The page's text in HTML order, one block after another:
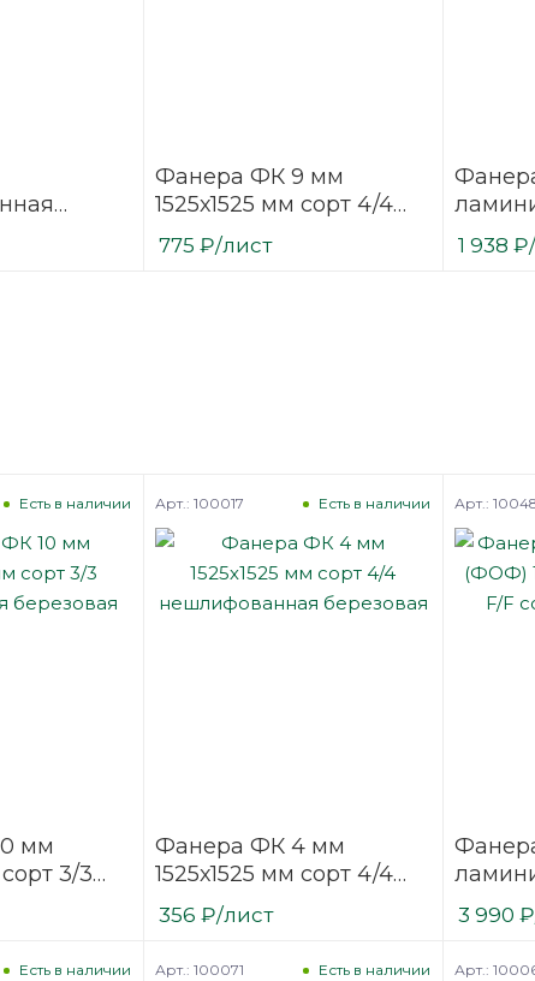
Фанера ФК 9 мм
1525х1525 мм сорт 4/4
нешлифованная
березовая
775 ₽/лист
(ФОФ)
мм F/W
1 938 ₽
мм
3/3
Есть в наличии
Фанера ФК 4 мм
1525х1525 мм сорт 4/4
нешлифованная
березовая
Есть в наличии
Арт.: 100017
356 ₽/лист
(ФОФ)
мм F/F
Арт.:
3 990 ₽
Есть в наличии Есть в наличии
Арт.: 100071 Арт.: